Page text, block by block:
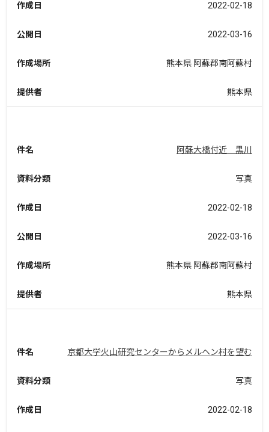
作成日 2022-02-18
公開日 2022-03-16
作成場所 熊本県 阿蘇郡南阿蘇村
提供者 熊本県
件名 阿蘇大橋付近 黒川
資料分類 写真
作成日 2022-02-18
公開日 2022-03-16
作成場所 熊本県 阿蘇郡南阿蘇村
提供者 熊本県
件名 京都大学火山研究センターからメルヘン村を望む
資料分類 写真
作成日 2022-02-18